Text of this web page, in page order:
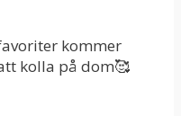
kommer
kolla på dom🥰